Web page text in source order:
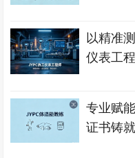
以精准
仪表工
专业赋
证书铸